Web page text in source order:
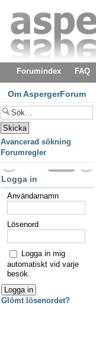
Forumindex FAQ
Om AspergerForum
Avancerad sökning
Forumregler
Logga in
Användarnamn
Lösenord
Logga in mig
automatiskt vid varje
besök.
Glömt lösenordet?